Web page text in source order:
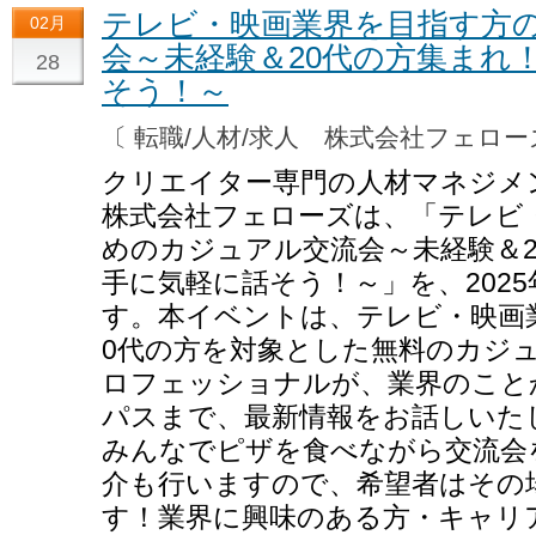
02月
28
テレビ・映画業界を目指す方
会～未経験＆20代の方集まれ
そう！～
〔 転職/人材/求人 株式会社フェロ
クリエイター専門の人材マネジ
株式会社フェローズは、「テレビ
めのカジュアル交流会～未経験
手に気軽に話そう！～」を、
す。本イベントは、テレビ・映
0代の方を対象とした無料のカジ
ロフェッショナルが、業界のこ
パスまで、最新情報をお話しい
みんなでピザを食べながら交流
介も行いますので、希望者はそ
す！業界に興味のある方・キャ